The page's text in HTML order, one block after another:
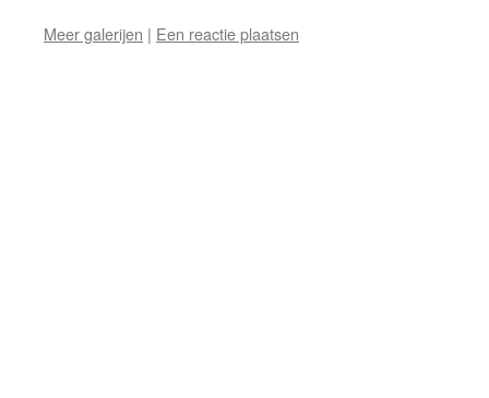
Meer galerijen | Een reactie plaatsen